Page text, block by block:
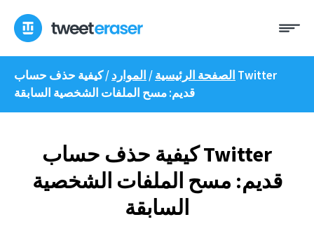
إلى
المحتوى
الصفحة الرئيسية/ الموارد/كيفية حذف حساب Twitter
قديم: مسح الملفات الشخصية السابقة
كيفية حذف حساب Twitter
قديم: مسح الملفات الشخصية
السابقة